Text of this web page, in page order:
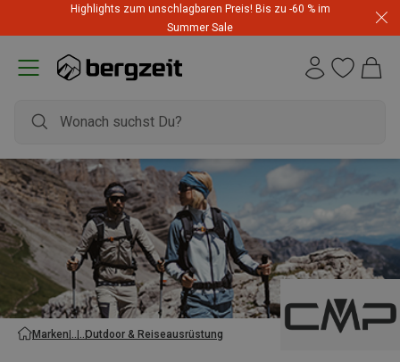
Highlights zum unschlagbaren Preis! Bis zu -60 % im
Summer Sale
Marken Outdoor & Reiseausrüstung